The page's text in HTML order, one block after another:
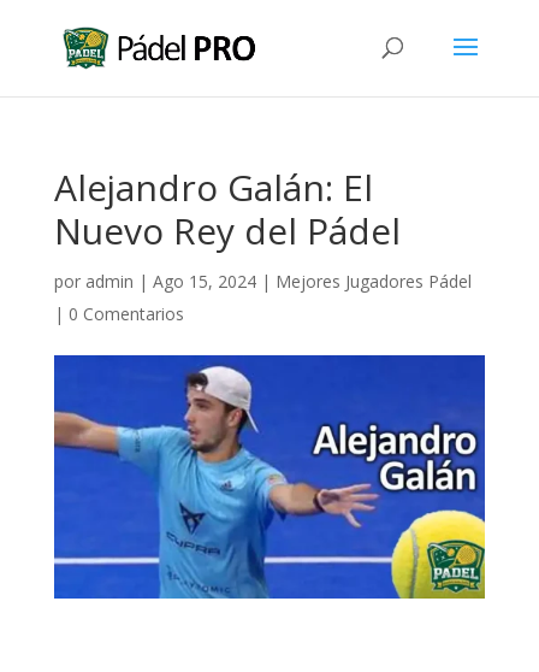
Alejandro Galán: El
Nuevo Rey del Pádel
por admin | Ago 15, 2024| Mejores Jugadores Pádel
| 0 Comentarios